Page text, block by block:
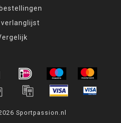
verlanglijst
Sportpassion.nl